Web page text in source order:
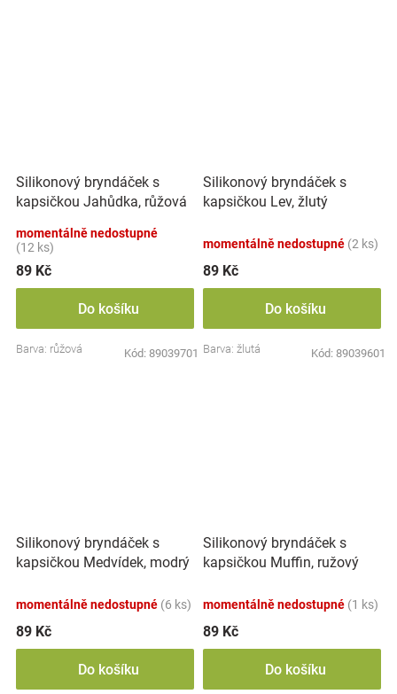
Silikonový bryndáček s
kapsičkou Jahůdka, růžová
momentálně nedostupné
(12 ks)
89 Kč
Do košíku
Barva: růžová Kód: 89039701
Silikonový bryndáček s
kapsičkou Lev, žlutý
momentálně nedostupné (2 ks)
89 Kč
Do košíku
Barva: žlutá Kód: 89039601
Silikonový bryndáček s
kapsičkou Medvídek, modrý
momentálně nedostupné (6 ks)
89 Kč
Do košíku
Silikonový bryndáček s
kapsičkou Muffin, ružový
momentálně nedostupné (1 ks)
89 Kč
Do košíku